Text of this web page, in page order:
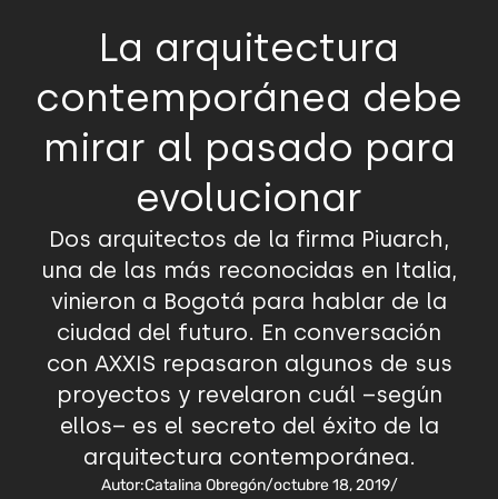
La arquitectura
contemporánea debe
mirar al pasado para
evolucionar
Dos arquitectos de la firma Piuarch,
una de las más reconocidas en Italia,
vinieron a Bogotá para hablar de la
ciudad del futuro. En conversación
con AXXIS repasaron algunos de sus
proyectos y revelaron cuál –según
ellos– es el secreto del éxito de la
arquitectura contemporánea.
Autor:Catalina Obregón/octubre 18, 2019/